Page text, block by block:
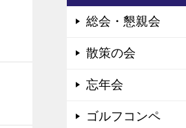
総会・懇親会
散策の会
忘年会
ゴルフコンペ